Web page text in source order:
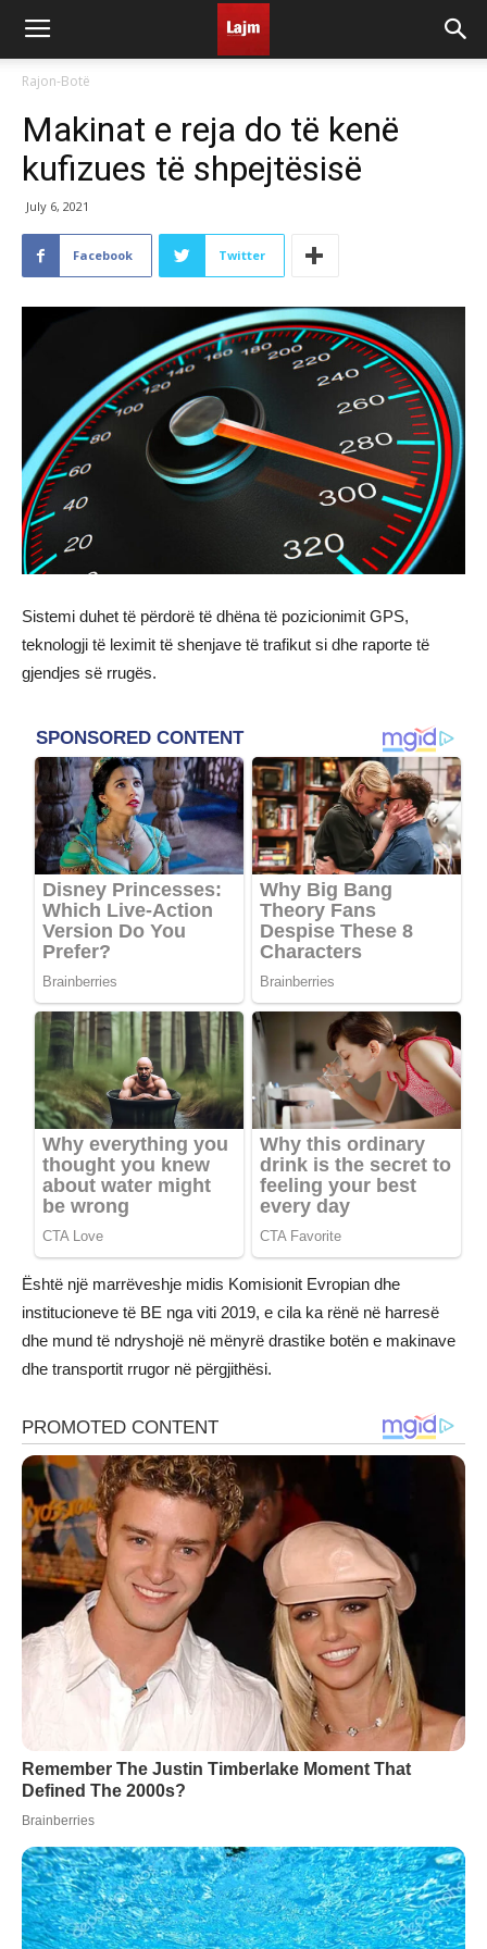
Rajon-Botë
Makinat e reja do të kenë
kufizues të shpejtësisë
July 6, 2021
Facebook Twitter
Sistemi duhet të përdorë të dhëna të pozicionimit GPS,
teknologji të leximit të shenjave të trafikut si dhe raporte të
gjendjes së rrugës.
Është një marrëveshje midis Komisionit Evropian dhe
institucioneve të BE nga viti 2019, e cila ka rënë në harresë
dhe mund të ndryshojë në mënyrë drastike botën e makinave
dhe transportit rrugor në përgjithësi.